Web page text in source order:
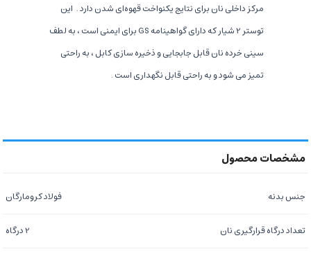
مرکز داخلی نان برای نتایج یکنواخت قهوه‌ای شدن دارد . این
توستر 2 شیار که دارای گواهینامه GS برای ایمنی است ، به لطف
سینی خرده نان قابل جابجایی و ذخیره سازی کابل ، به راحتی
تمیز می شود و به راحتی قابل نگهداری است .
جنس بدنه فولاد کرومارگان
تعداد درگاه قرارگیری نان 2 درگاه